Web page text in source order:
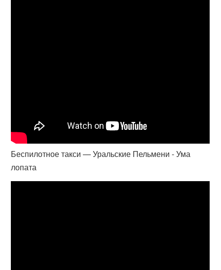
Беспилотное такси — Уральские Пельмени - Ума
лопата